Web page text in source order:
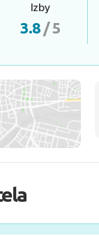
Izby
3.8 / 5